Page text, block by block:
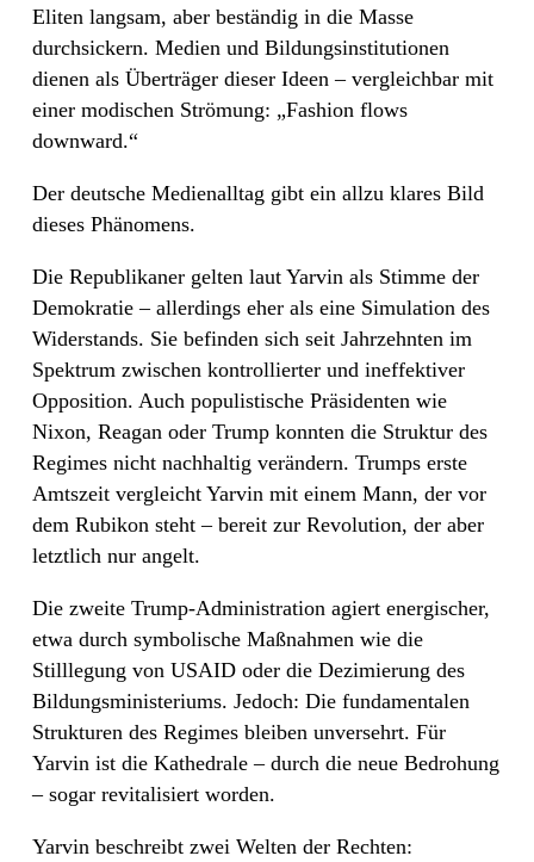
Eliten langsam, aber beständig in die Masse
durchsickern. Medien und Bildungsinstitutionen
dienen als Überträger dieser Ideen – vergleichbar mit
einer modischen Strömung: „Fashion flows
downward.“
Der deutsche Medienalltag gibt ein allzu klares Bild
dieses Phänomens.
Die Republikaner gelten laut Yarvin als Stimme der
Demokratie – allerdings eher als eine Simulation des
Widerstands. Sie befinden sich seit Jahrzehnten im
Spektrum zwischen kontrollierter und ineffektiver
Opposition. Auch populistische Präsidenten wie
Nixon, Reagan oder Trump konnten die Struktur des
Regimes nicht nachhaltig verändern. Trumps erste
Amtszeit vergleicht Yarvin mit einem Mann, der vor
dem Rubikon steht – bereit zur Revolution, der aber
letztlich nur angelt.
Die zweite Trump-Administration agiert energischer,
etwa durch symbolische Maßnahmen wie die
Stilllegung von USAID oder die Dezimierung des
Bildungsministeriums. Jedoch: Die fundamentalen
Strukturen des Regimes bleiben unversehrt. Für
Yarvin ist die Kathedrale – durch die neue Bedrohung
– sogar revitalisiert worden.
Yarvin beschreibt zwei Welten der Rechten: